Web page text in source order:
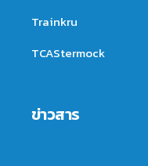
Trainkru
TCAStermock
ข่าวสาร